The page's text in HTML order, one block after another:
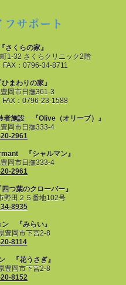
くらの家』
1-32 さくらクリニック2階
：0796-34-8711
まわりの家』
岡市日撫361-3
：0796-23-1588
施設 『Olive（オリーブ）』
岡市日撫333-4
2961
『シャルマン』
岡市日撫333-4
2961
つ葉のクローバー』
野田２５番地102号
8935
ン 『みらい』
岡市下宮2-8
8114
『花うさぎ』
岡市下宮2-8
8152